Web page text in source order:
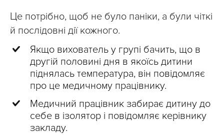
Це потрібно, щоб не було паніки, а були чіткі
й послідовні дії кожного.
Якщо вихователь у групі бачить, що в
другій половині дня в якоїсь дитини
піднялась температура, він повідомляє
про це медичному працівнику.
Медичний працівник забирає дитину до
себе в ізолятор і повідомляє керівнику
закладу.